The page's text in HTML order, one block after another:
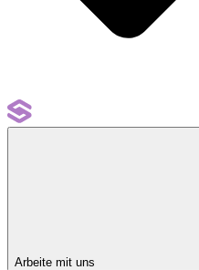
Arbeite mit uns